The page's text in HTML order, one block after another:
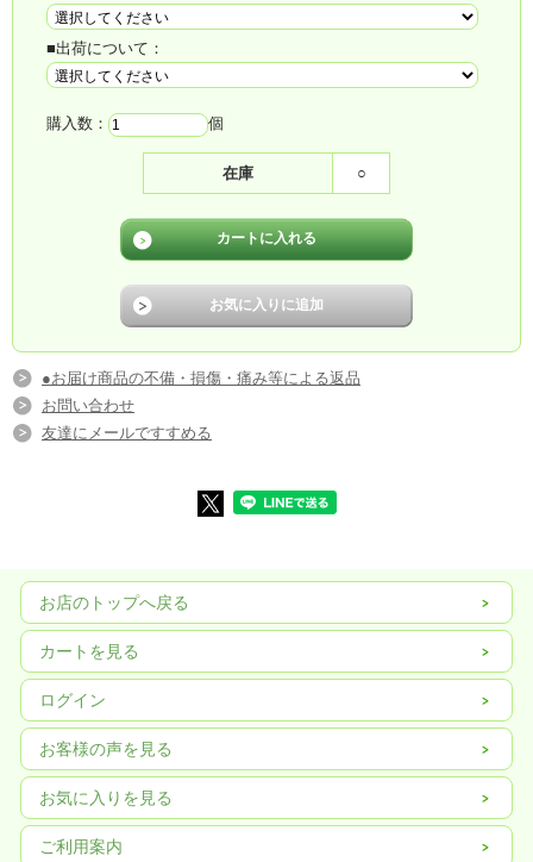
に変色せずシャキシャキの鮮度を保つ技術を使用!!
何で切れてるりんごが、こんなに切りたての鮮度と味を保つのっ!?
とびっくりするくらい★
しかも、受注製造となるのですが、 製造日から賞味期限が14日もあるんです!!
そんな便利なカットりんごは現在某有名ホテルや学校給食、病院等の業務用で使
用されていますが
りんご１個分が1袋になっています♪
■食品添加物について
当商品は、食品添加物を使用することによって、変色防止をしております。
ビタミンCは、りんごの変色を一時的に防ぐ効果が立証されていてジュース等に
■出荷について：
購入数： 個
在庫 ○
●お届け商品の不備・損傷・痛み等による返品
お問い合わせ
友達にメールですすめる
お店のトップへ戻る
カートを見る
ログイン
お客様の声を見る
お気に入りを見る
ご利用案内